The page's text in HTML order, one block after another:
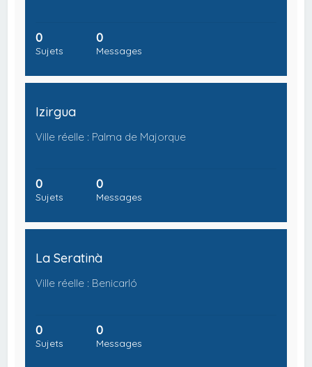
0
Sujets
0
Messages
Izirgua
Ville réelle : Palma de Majorque
0
Sujets
0
Messages
La Seratinà
Ville réelle : Benicarló
0
Sujets
0
Messages